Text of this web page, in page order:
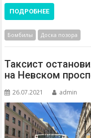
ПОДРОБНЕЕ
Бомбилы Доска позора
Таксист
на Невском
26.07.2021 admin